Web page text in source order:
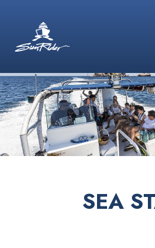
SEA